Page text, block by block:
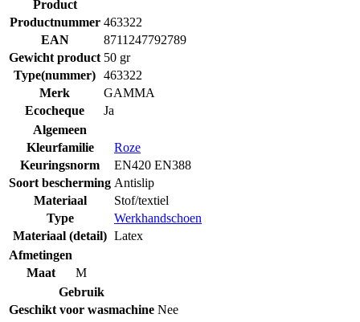
Product
Productnummer 463322
EAN
8711247792789
Gewicht product 50 gr
Type(nummer) 463322
Merk
GAMMA
Ecocheque
Ja
Algemeen
Kleurfamilie
Roze
Keuringsnorm
EN420 EN388
Soort bescherming Antislip
Materiaal
Stof/textiel
Type
Werkhandschoen
Materiaal (detail) Latex
Afmetingen
Maat
M
Gebruik
Geschikt voor wasmachine Nee